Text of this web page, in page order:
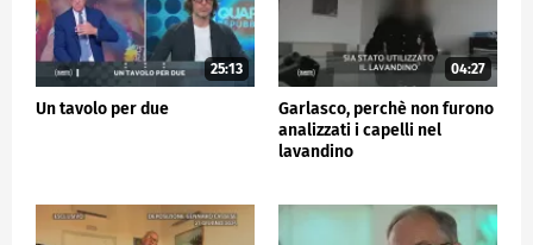
25:13
Un tavolo per due
04:27
Garlasco, perchè non furono
analizzati i capelli nel
lavandino